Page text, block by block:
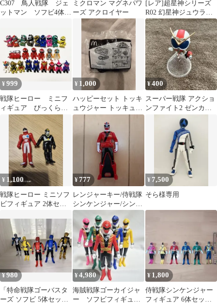
C307 鳥人戦隊 ジェ
ットマン ソフビ4体＋
ミクロマン マグネパワ
ーズ アクロイヤー
[レア]超星神シリーズ
R02 幻星神ジュウライ
ザー
¥999
戦隊ヒーロー ミニフ
ィギュア びっくらた
まご まとめ売り
¥ 1,000
ハッピーセット トッキ
ュウジャー トッキュウ
バックル 未開封
¥400
スーパー戦隊 アクショ
ンファイト2 ゼンカイ
¥ 1,100
戦隊ヒーロー ミニソフ
ビフィギュア 2体セッ
¥777
レンジャーキー/侍戦隊
シンケンジャー/シンケ
ンレッド
¥ 7,500
そら様専用
¥980
「特命戦隊ゴーバスタ
ーズ ソフビ 5体セッ
¥4,980
海賊戦隊ゴーカイジャ
ー ソフビフィギュア
¥ 1,800
侍戦隊シンケンジャー
フィギュア 6体セット